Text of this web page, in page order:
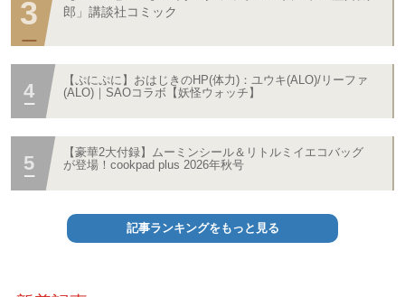
郎」講談社コミック
【ぷにぷに】おはじきのHP(体力)：ユウキ(ALO)/リーファ
(ALO)｜SAOコラボ【妖怪ウォッチ】
【豪華2大付録】ムーミンシール＆リトルミイエコバッグ
が登場！cookpad plus 2026年秋号
記事ランキングをもっと見る